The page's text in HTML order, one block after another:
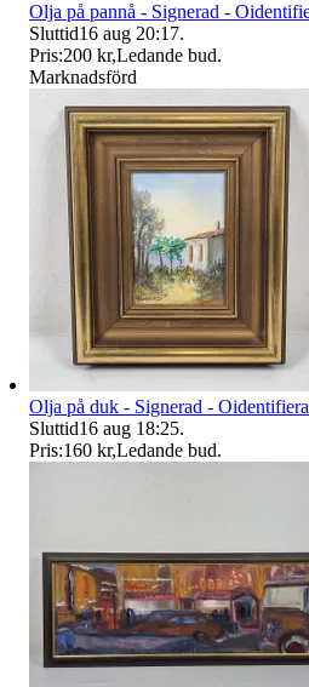
Olja på pannå - Signerad -
Sluttid16 aug 20:17.
Pris:200 kr,Ledande bud.
Marknadsförd
Olja på duk - Signerad -
Sluttid16 aug 18:25.
Pris:160 kr,Ledande bud.